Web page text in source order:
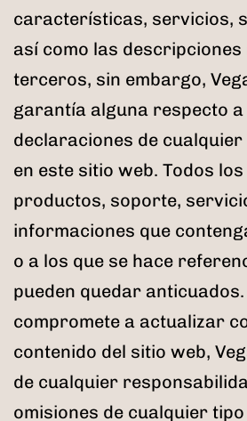
características, servicios,
así como las
terceros, sin embargo,
garantía alguna respecto
declaraciones de
en este sitio web. Todos
productos, soporte,
informaciones que
o a los que se hace
pueden quedar
compromete a actualizar
contenido del sitio web,
de cualquier
omisiones de cualquier